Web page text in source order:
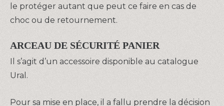
le protéger autant que peut ce faire en cas de
choc ou de retournement.
ARCEAU DE SÉCURITÉ PANIER
Il s’agit d’un accessoire disponible au catalogue
Ural.
Pour sa mise en place, il a fallu prendre la décision